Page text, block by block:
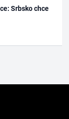
Srbsko chce